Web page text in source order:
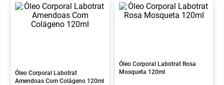
Óleo Corporal Labotrat
Amendoas Com Colágeno 120ml
Óleo Corporal Labotrat Rosa
Mosqueta 120ml